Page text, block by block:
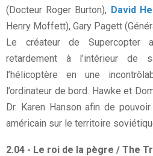
(Docteur Roger Burton), David
Henry Moffett), Gary Pagett
Le créateur de
retardement à l’intérieur de
l’hélicoptère en une
l’ordinateur de bord. Hawke et
Dr. Karen Hanson afin de
américain sur le territoire
2.04 - Le roi de la pègre / The